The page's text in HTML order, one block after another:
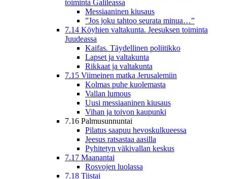
toiminta Galileassa
Messiaaninen kiusaus
”Jos joku tahtoo seurata minua…”
7.14 Köyhien valtakunta. Jeesuksen toiminta
Juudeassa
Kaifas. Täydellinen poliitikko
Lapset ja valtakunta
Rikkaat ja valtakunta
7.15 Viimeinen matka Jerusalemiin
Kolmas puhe kuolemasta
Vallan lumous
Uusi messiaaninen kiusaus
Vihan ja toivon kaupunki
7.16 Palmusunnuntai
Pilatus saapuu hevoskulkueessa
Jeesus ratsastaa aasilla
Pyhitetyn väkivallan keskus
7.17 Maanantai
Rosvojen luolassa
7.18 Tiistai